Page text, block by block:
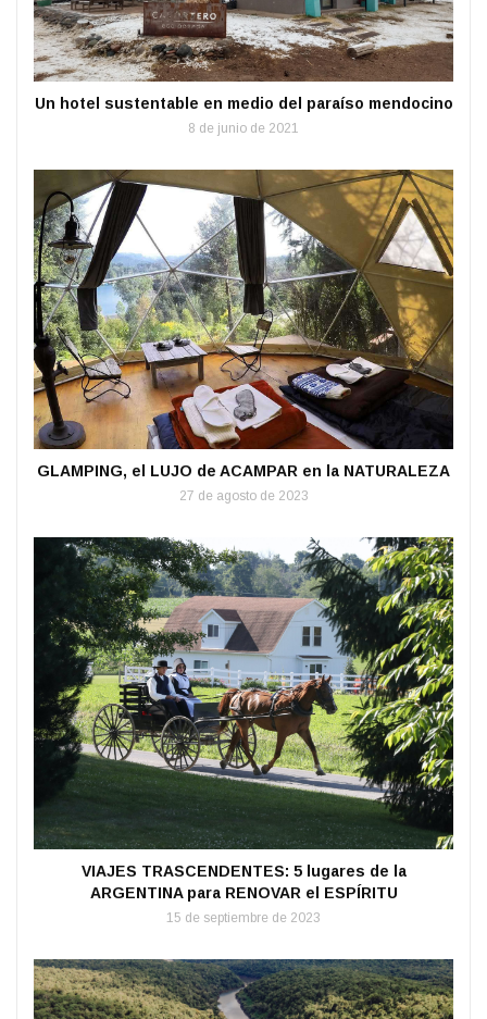
Un hotel sustentable en medio del paraíso mendocino
8 de junio de 2021
GLAMPING, el LUJO de ACAMPAR en la NATURALEZA
27 de agosto de 2023
VIAJES TRASCENDENTES: 5 lugares de la
ARGENTINA para RENOVAR el ESPÍRITU
15 de septiembre de 2023